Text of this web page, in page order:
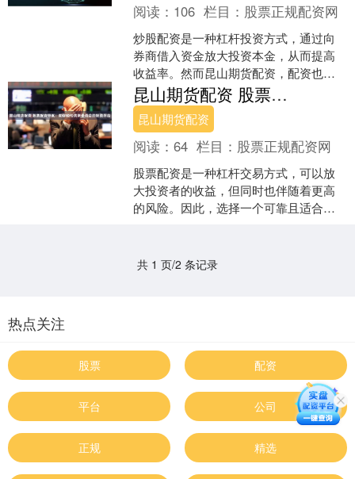
阅读： 106 栏目： 股票正规配资网
炒股配资是一种杠杆投资方式，通过向
券商借入资金放大投资本金，从而提高
收益率。然而昆山期货配资，配资也伴
随着较高的风险。 3. 平台信誉：了解平
台的信誉和口碑，可....
昆山期货配资 股票配资导航：助你轻松找到最适合的配资平台
昆山期货配资
阅读：64 栏目： 股票正规配资网
股票配资是一种杠杆交易方式，可以放
大投资者的收益，但同时也伴随着更高
的风险。因此，选择一个可靠且适合自
共 1 页/2 条记录
热点关注
股票 配资
平台 公司
正规 精选